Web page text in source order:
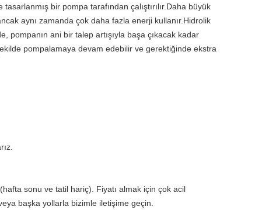
bir pompa tarafından çalıştırılır.Daha büyük
aynı zamanda çok daha fazla enerji kullanır.Hidrolik
pompanın ani bir talep artışıyla başa çıkacak kadar
pompalamaya devam edebilir ve gerektiğinde ekstra
sonu ve tatil hariç). Fiyatı almak için çok acil
başka yollarla bizimle iletişime geçin.